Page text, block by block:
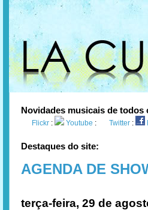
Novidades musicais de todos
Flickr : Youtube : Twitter :
Destaques do site:
AGENDA DE
terça-feira, 29 de